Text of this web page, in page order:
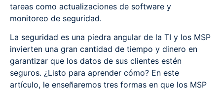
tareas como actualizaciones de software y
monitoreo de seguridad.
La seguridad es una piedra angular de la TI y los MSP
invierten una gran cantidad de tiempo y dinero en
garantizar que los datos de sus clientes estén
seguros. ¿Listo para aprender cómo? En este
artículo, le enseñaremos tres formas en que los MSP